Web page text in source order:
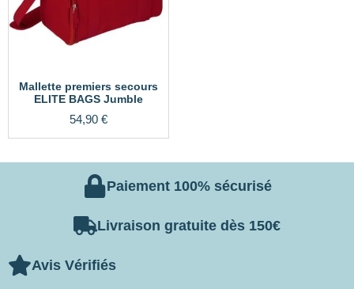
Mallette premiers secours
ELITE BAGS Jumble
54,90 €
Paiement 100% sécurisé
Livraison gratuite dès 150€
Avis Vérifiés